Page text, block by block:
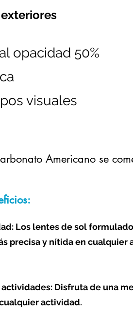
opacidad 50%
visuales
Americano se
Los lentes de sol
precisa y nítida en cualquier
Disfruta de una
actividad.